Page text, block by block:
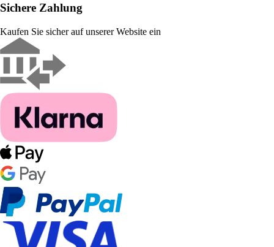
Sichere Zahlung
Kaufen Sie sicher auf unserer Website ein